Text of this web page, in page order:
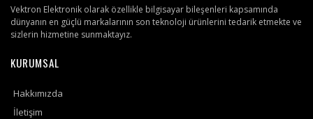
Vektron Elektronik olarak özellikle bilgisayar bileşenleri kapsamında
dünyanın en güçlü markalarının son teknoloji ürünlerini tedarik etmekte ve
sizlerin hizmetine sunmaktayız.
KURUMSAL
Hakkımızda
İletişim